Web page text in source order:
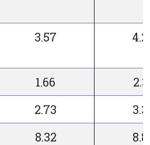
3.57
1.66
2.73
8.32